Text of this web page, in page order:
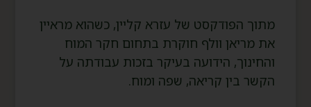
מתוך הפודקסט של עזרא קליין, כשהוא מראיין
את מריאן וולף חוקרת בתחום חקר המוח
והחינוך, הידועה בעיקר בזכות עבודתה על
הקשר בין קריאה, שפה ומוח.